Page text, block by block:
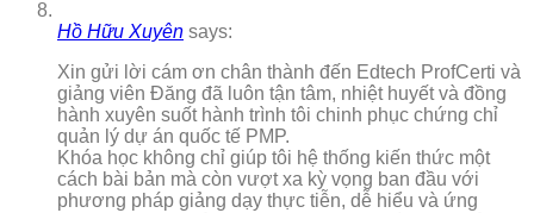
Hồ Hữu Xuyên says:
Xin gửi lời cám ơn chân thành đến Edtech ProfCerti và
giảng viên Đăng đã luôn tận tâm, nhiệt huyết và đồng
hành xuyên suốt hành trình tôi chinh phục chứng chỉ
quản lý dự án quốc tế PMP.
Khóa học không chỉ giúp tôi hệ thống kiến thức một
cách bài bản mà còn vượt xa kỳ vọng ban đầu với
phương pháp giảng dạy thực tiễn, dễ hiểu và ứng